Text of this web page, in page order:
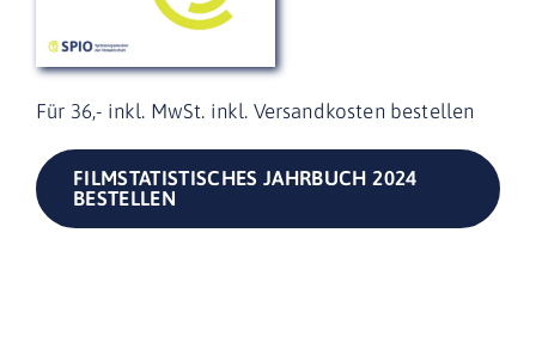
Für 36,- inkl. MwSt. inkl. Versandkosten bestellen
FILMSTATISTISCHES JAHRBUCH 2024
BESTELLEN